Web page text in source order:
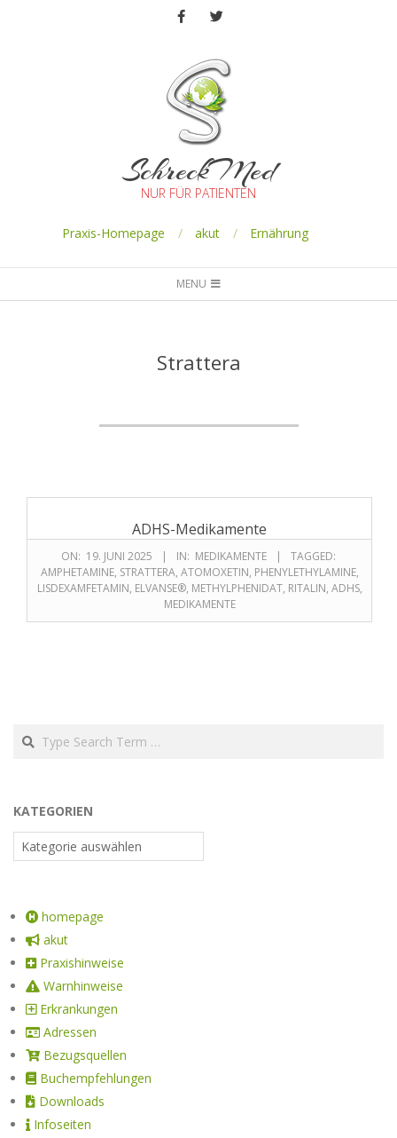
SchreckMed
NUR FÜR PATIENTEN
Praxis-Homepage akut Ernährung
MENU
Strattera
ADHS-Medikamente
ON: 19. JUNI 2025 IN: MEDIKAMENTE
TAGGED:
AMPHETAMINE, STRATTERA, ATOMOXETIN, PHENYLETHYLAMINE,
LISDEXAMFETAMIN, ELVANSE®, METHYLPHENIDAT, RITALIN, ADHS,
MEDIKAMENTE
KATEGORIEN
homepage
akut
Praxishinweise
Warnhinweise
Erkrankungen
Adressen
Bezugsquellen
Buchempfehlungen
Downloads
Infoseiten